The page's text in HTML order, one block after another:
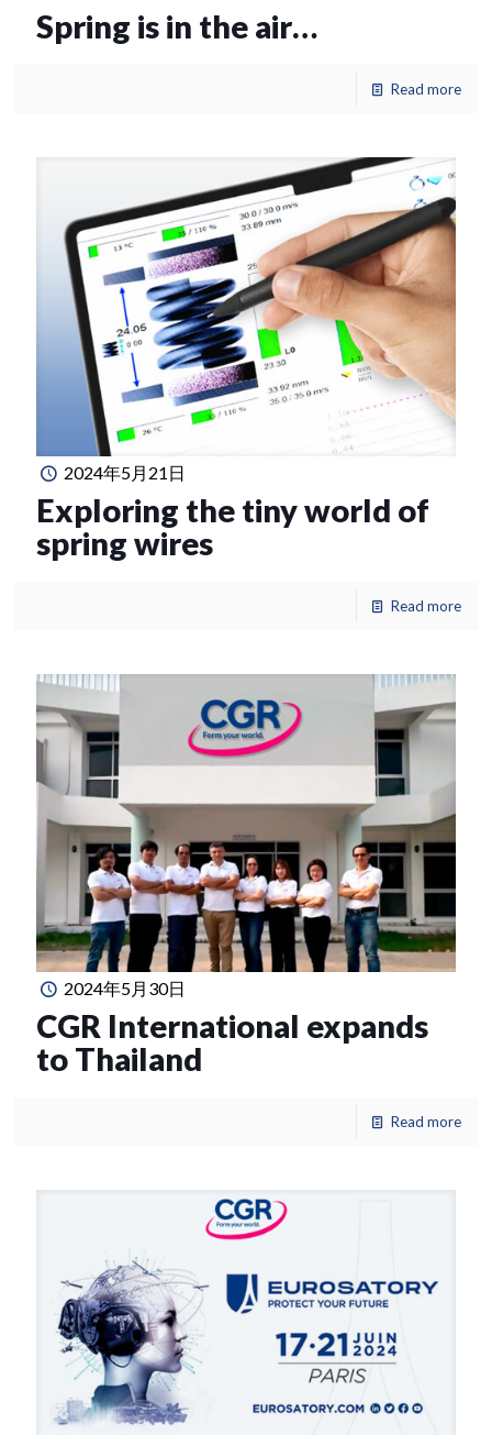
Spring is in the air…
Read more
2024年5月21日
Exploring the tiny world of
spring wires
Read more
2024年5月30日
CGR International expands
to Thailand
Read more